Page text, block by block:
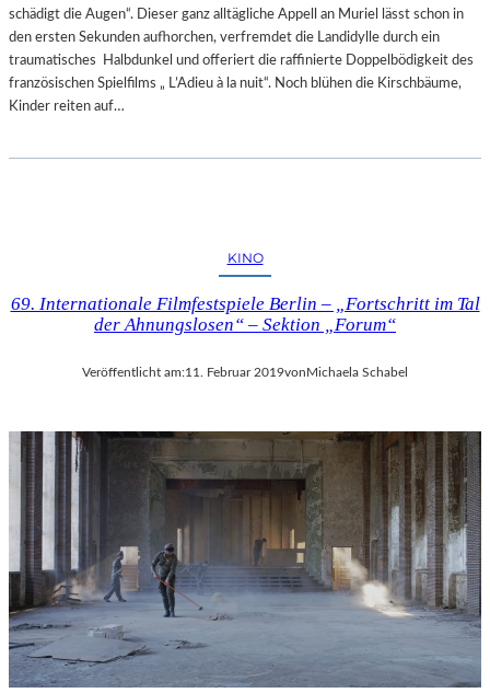
schädigt die Augen“. Dieser ganz alltägliche Appell an Muriel lässt schon in
den ersten Sekunden aufhorchen, verfremdet die Landidylle durch ein
traumatisches Halbdunkel und offeriert die raffinierte Doppelbödigkeit des
französischen Spielfilms „ L’Adieu à la nuit“. Noch blühen die Kirschbäume,
Kinder reiten auf…
KINO
69. Internationale Filmfestspiele Berlin – „Fortschritt im Tal
der Ahnungslosen“ – Sektion „Forum“
Veröffentlicht am:11. Februar 2019vonMichaela Schabel